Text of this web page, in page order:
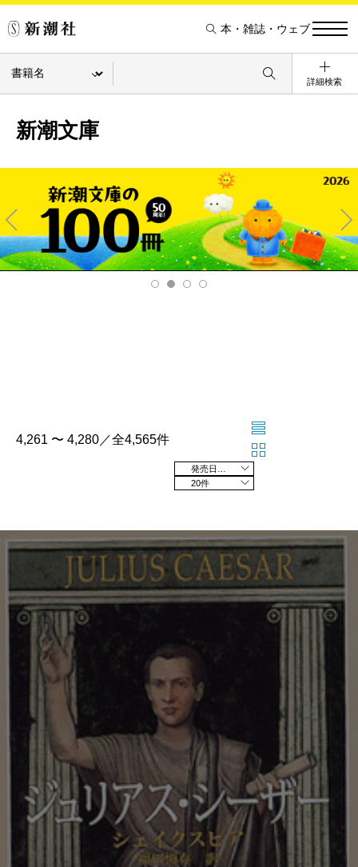
本・雑誌・ウェブ
詳細検索
新潮文庫
Pre
v
Ne
xt
4,261 〜 4,280／全4,565件
20件